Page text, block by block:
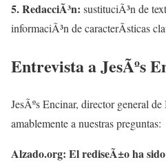
5. RedacciÃ³n: sustituciÃ³n de
informaciÃ³n de caracterÃ­sticas
Entrevista a JesÃºs
JesÃºs Encinar, director general
amablemente a nuestras preguntas:
Alzado.org: El rediseÃ±o ha